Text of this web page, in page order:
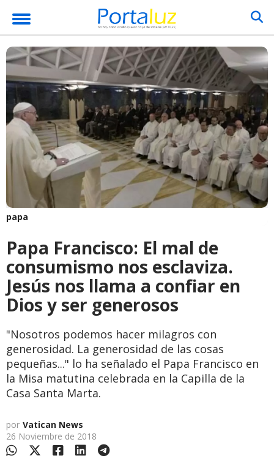
papa
Papa Francisco: El mal de
consumismo nos esclaviza.
Jesús nos llama a confiar en
Dios y ser generosos
"Nosotros podemos hacer milagros con
generosidad. La generosidad de las cosas
pequeñas..." lo ha señalado el Papa Francisco en
la Misa matutina celebrada en la Capilla de la
Casa Santa Marta.
por Vatican News
26 Noviembre de 2018